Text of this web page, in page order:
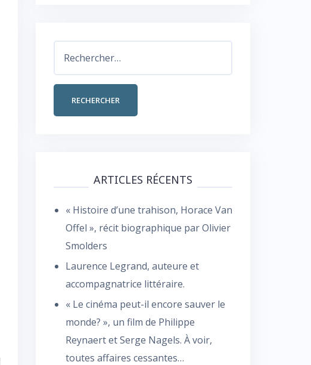
ARTICLES RÉCENTS
« Histoire d’une trahison, Horace Van
Offel », récit biographique par Olivier
Smolders
Laurence Legrand, auteure et
accompagnatrice littéraire.
« Le cinéma peut-il encore sauver le
monde? », un film de Philippe
Reynaert et Serge Nagels. À voir,
toutes affaires cessantes…